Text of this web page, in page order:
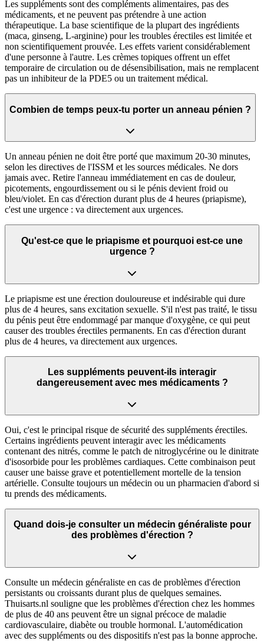
Les suppléments sont des compléments alimentaires, pas des
médicaments, et ne peuvent pas prétendre à une action
thérapeutique. La base scientifique de la plupart des ingrédients
(maca, ginseng, L-arginine) pour les troubles érectiles est limitée et
non scientifiquement prouvée. Les effets varient considérablement
d'une personne à l'autre. Les crèmes topiques offrent un effet
temporaire de circulation ou de désensibilisation, mais ne remplacent
pas un inhibiteur de la PDE5 ou un traitement médical.
Combien de temps peux-tu porter un anneau pénien ?
Un anneau pénien ne doit être porté que maximum 20-30 minutes,
selon les directives de l'ISSM et les sources médicales. Ne dors
jamais avec. Retire l'anneau immédiatement en cas de douleur,
picotements, engourdissement ou si le pénis devient froid ou
bleu/violet. En cas d'érection durant plus de 4 heures (priapisme),
c'est une urgence : va directement aux urgences.
Qu'est-ce que le priapisme et pourquoi est-ce une
urgence ?
Le priapisme est une érection douloureuse et indésirable qui dure
plus de 4 heures, sans excitation sexuelle. S'il n'est pas traité, le tissu
du pénis peut être endommagé par manque d'oxygène, ce qui peut
causer des troubles érectiles permanents. En cas d'érection durant
plus de 4 heures, va directement aux urgences.
Les suppléments peuvent-ils interagir
dangereusement avec mes médicaments ?
Oui, c'est le principal risque de sécurité des suppléments érectiles.
Certains ingrédients peuvent interagir avec les médicaments
contenant des nitrés, comme le patch de nitroglycérine ou le dinitrate
d'isosorbide pour les problèmes cardiaques. Cette combinaison peut
causer une baisse grave et potentiellement mortelle de la tension
artérielle. Consulte toujours un médecin ou un pharmacien d'abord si
tu prends des médicaments.
Quand dois-je consulter un médecin généraliste pour
des problèmes d'érection ?
Consulte un médecin généraliste en cas de problèmes d'érection
persistants ou croissants durant plus de quelques semaines.
Thuisarts.nl souligne que les problèmes d'érection chez les hommes
de plus de 40 ans peuvent être un signal précoce de maladie
cardiovasculaire, diabète ou trouble hormonal. L'automédication
avec des suppléments ou des dispositifs n'est pas la bonne approche.